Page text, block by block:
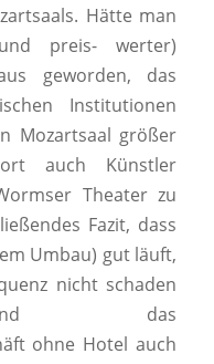
Hätte man
preis- werter)
geworden, das
Institutionen
Mozartsaal größer
auch Künstler
Theater zu
Fazit, dass
Umbau) gut läuft,
nicht schaden
das
ohne Hotel auch